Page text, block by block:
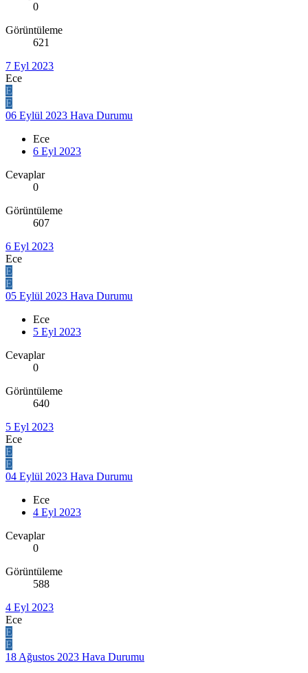
0
Görüntüleme
621
7 Eyl 2023
Ece
E
E
06 Eylül 2023 Hava Durumu
Ece
6 Eyl 2023
Cevaplar
0
Görüntüleme
607
6 Eyl 2023
Ece
E
E
05 Eylül 2023 Hava Durumu
Ece
5 Eyl 2023
Cevaplar
0
Görüntüleme
640
5 Eyl 2023
Ece
E
E
04 Eylül 2023 Hava Durumu
Ece
4 Eyl 2023
Cevaplar
0
Görüntüleme
588
4 Eyl 2023
Ece
E
E
18 Ağustos 2023 Hava Durumu